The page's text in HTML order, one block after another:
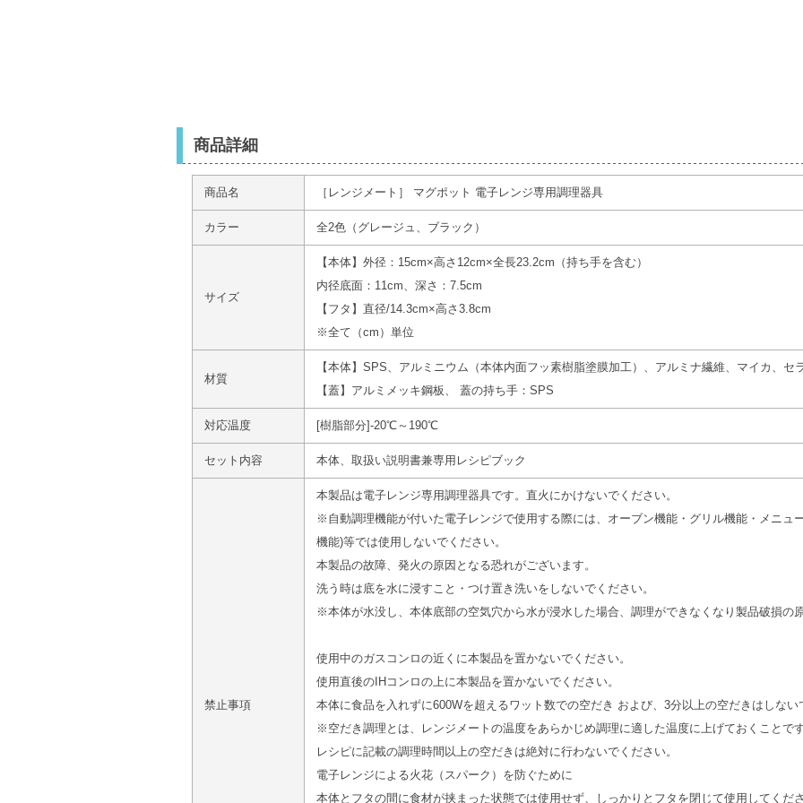
商品詳細
商品名 ［レンジメート］ マグポット 電子レンジ専用調理器具
カラー 全2色（グレージュ、ブラック）
サイズ
【本体】外径：15cm×高さ12cm×全長23.2cm（持ち手を含む）
内径底面：11cm、深さ：7.5cm
【フタ】直径/14.3cm×高さ3.8cm
※全て（cm）単位
材質
【本体】SPS、アルミニウム（本体内面フッ素樹脂塗膜加工）、アルミナ繊維、マイカ、セ
【蓋】アルミメッキ鋼板、 蓋の持ち手：SPS
対応温度 [樹脂部分]-20℃～190℃
セット内容 本体、取扱い説明書兼専用レシピブック
禁止事項
本製品は電子レンジ専用調理器具です。直火にかけないでください。
※自動調理機能が付いた電子レンジで使用する際には、オーブン機能・グリル機能・メニュ
機能)等では使用しないでください。
本製品の故障、発火の原因となる恐れがございます。
洗う時は底を水に浸すこと・つけ置き洗いをしないでください。
※本体が水没し、本体底部の空気穴から水が浸水した場合、調理ができなくなり製品破損の
使用中のガスコンロの近くに本製品を置かないでください。
使用直後のIHコンロの上に本製品を置かないでください。
本体に食品を入れずに600Wを超えるワット数での空だき および、3分以上の空だきはしない
※空だき調理とは、レンジメートの温度をあらかじめ調理に適した温度に上げておくことです
レシピに記載の調理時間以上の空だきは絶対に行わないでください。
電子レンジによる火花（スパーク）を防ぐために
本体とフタの間に食材が挟まった状態では使用せず、しっかりとフタを閉じて使用してくださ